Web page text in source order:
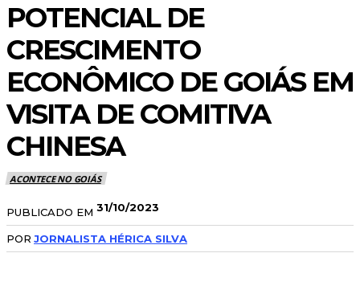
POTENCIAL DE
CRESCIMENTO
ECONÔMICO DE GOIÁS EM
VISITA DE COMITIVA
CHINESA
ACONTECE NO GOIÁS
PUBLICADO EM 31/10/2023
POR JORNALISTA HÉRICA SILVA